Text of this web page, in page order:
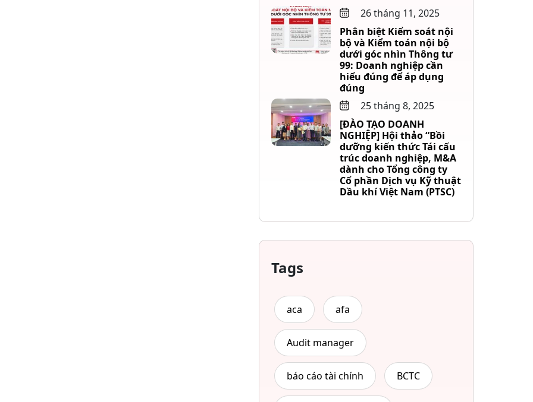
26 tháng 11, 2025
Phân biệt Kiểm soát nội
bộ và Kiểm toán nội bộ
dưới góc nhìn Thông tư
99: Doanh nghiệp cần
hiểu đúng để áp dụng
đúng
25 tháng 8, 2025
[ĐÀO TẠO DOANH
NGHIỆP] Hội thảo “Bồi
dưỡng kiến thức Tái cấu
trúc doanh nghiệp, M&A
dành cho Tổng công ty
Cổ phần Dịch vụ Kỹ thuật
Dầu khí Việt Nam (PTSC)
Tags
aca afa
Audit manager
báo cáo tài chính BCTC